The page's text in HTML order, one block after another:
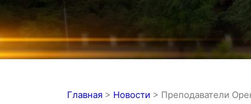
Главная > Новости > Преподаватели